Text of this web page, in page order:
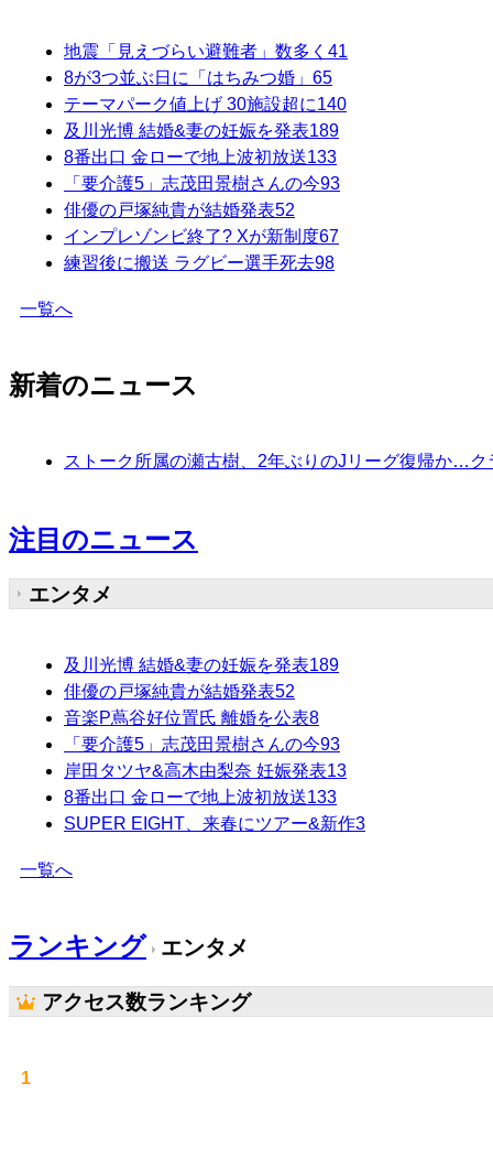
地震「見えづらい避難者」数多く 41
8が3つ並ぶ日に「はちみつ婚」 65
テーマパーク値上げ 30施設超に140
及川光博 結婚&妻の妊娠を発表189
8番出口 金ローで地上波初放送133
「要介護5」志茂田景樹さんの今93
俳優の戸塚純貴が結婚発表52
インプレゾンビ終了? Xが新制度67
練習後に搬送 ラグビー選手死去98
一覧へ
新着のニュース
ストーク所属の瀬古樹、2年ぶりのJリーグ復帰か…ク
注目のニュース
エンタメ
及川光博 結婚&妻の妊娠を発表189
俳優の戸塚純貴が結婚発表52
音楽P蔦谷好位置氏 離婚を公表8
「要介護5」志茂田景樹さんの今93
岸田タツヤ&高木由梨奈 妊娠発表13
8番出口 金ローで地上波初放送133
SUPER EIGHT、来春にツアー&新作3
一覧へ
ランキング エンタメ
アクセス数ランキング
1